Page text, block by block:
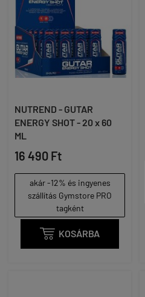
NUTREND - GUTAR
ENERGY SHOT - 20 x 60
ML
16 490 Ft
akár -12% és ingyenes
szállítás Gymstore PRO
tagként
 KOSÁRBA